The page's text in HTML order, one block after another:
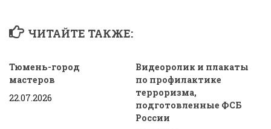
ЧИТАЙТЕ ТАКЖЕ:
Тюмень-город
мастеров
22.07.2026
Видеоролик и плакаты
по профилактике
терроризма,
подготовленные ФСБ
России